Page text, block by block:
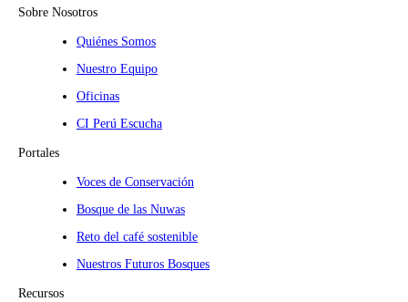
Sobre Nosotros
Quiénes Somos
Nuestro Equipo
Oficinas
CI Perú Escucha
Portales
Voces de Conservación
Bosque de las Nuwas
Reto del café sostenible
Nuestros Futuros Bosques
Recursos